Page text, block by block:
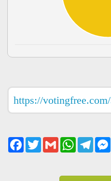
TwitterGmail
WhatsAppTelegram
Messenger